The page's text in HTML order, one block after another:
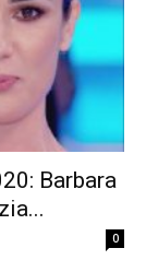
Barbara
0